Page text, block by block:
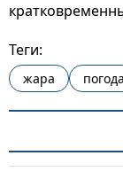
Теги:
жара погода